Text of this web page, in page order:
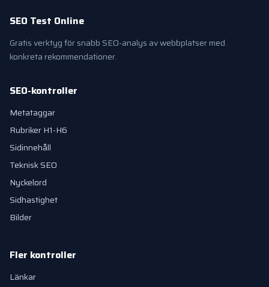
SEO Test Online
Gratis verktyg för snabb SEO-analys av webbplatser med
konkreta rekommendationer.
SEO-kontroller
Metataggar
Rubriker H1-H6
Sidinnehåll
Teknisk SEO
Nyckelord
Sidhastighet
Bilder
Fler kontroller
Länkar